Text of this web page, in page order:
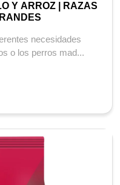
Y ARROZ | RAZAS
necesidades
o los perros mad...